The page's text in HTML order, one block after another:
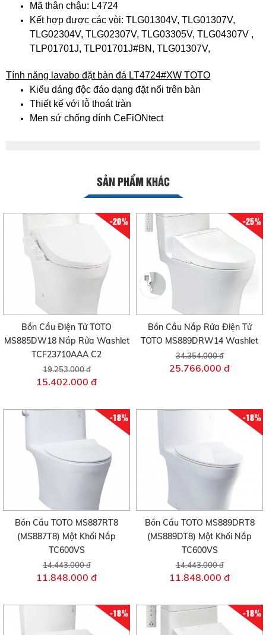
Mã thân chậu: L4724
Kết hợp được các vòi: TLG01304V, TLG01307V,
TLG02304V, TLG02307V, TLG03305V, TLG04307V ,
TLP01701J, TLP01701J#BN, TLG01307V,
Tính năng lavabo đặt bàn đá LT4724#XW TOTO
Kiểu dáng độc đáo dạng đặt nổi trên bàn
Thiết kế với lỗ thoát tràn
Men sứ chống dính CeFiONtect
SẢN PHẨM KHÁC
-20%
Bồn Cầu Điện Tử TOTO
MS885DW18 Nắp Rửa Washlet
TCF23710AAA C2
19.253.000 đ
15.402.000 đ
-25%
Bồn Cầu Nắp Rửa Điện Tử
TOTO MS889DRW14 Washlet
34.354.000 đ
25.766.000 đ
-18%
Bồn Cầu TOTO MS887RT8
(MS887T8) Một Khối Nắp
TC600VS
14.443.000 đ
11.848.000 đ
-18%
Bồn Cầu TOTO MS889DRT8
(MS889DT8) Một Khối Nắp
TC600VS
14.443.000 đ
11.848.000 đ
-18% -18%